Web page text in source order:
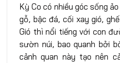
Kỳ Co có nhiều góc sống
gỗ, bậc đá, cối xay gió,
Gió thì nổi tiếng với con
sườn núi, bao quanh bởi
cảnh quan này tạo nên